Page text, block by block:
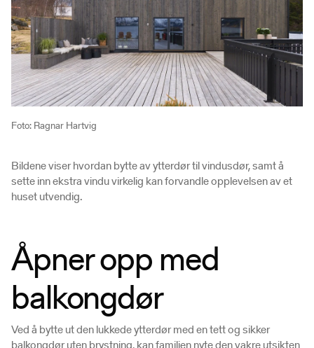
Foto: Ragnar Hartvig
Bildene viser hvordan bytte av ytterdør til vindusdør, samt å
sette inn ekstra vindu virkelig kan forvandle opplevelsen av et
huset utvendig.
Åpner opp med
balkongdør
Ved å bytte ut den lukkede ytterdør med en tett og sikker
balkongdør uten brystning, kan familien nyte den vakre utsikten